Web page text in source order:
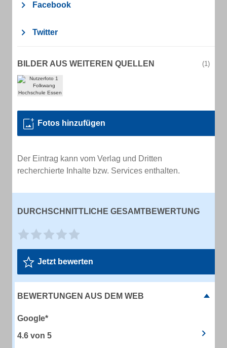
Facebook
Twitter
BILDER AUS WEITEREN QUELLEN (1)
Fotos hinzufügen
Der Eintrag kann vom Verlag und Dritten
recherchierte Inhalte bzw. Services enthalten.
DURCHSCHNITTLICHE GESAMTBEWERTUNG
Jetzt bewerten
BEWERTUNGEN AUS DEM WEB
Google*
4.6 von 5